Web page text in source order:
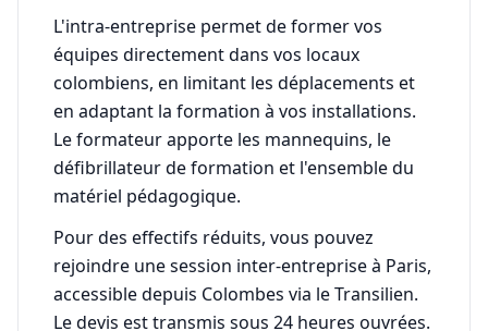
L'intra-entreprise permet de former vos
équipes directement dans vos locaux
colombiens, en limitant les déplacements et
en adaptant la formation à vos installations.
Le formateur apporte les mannequins, le
défibrillateur de formation et l'ensemble du
matériel pédagogique.
Pour des effectifs réduits, vous pouvez
rejoindre une session inter-entreprise à Paris,
accessible depuis Colombes via le Transilien.
Le devis est transmis sous 24 heures ouvrées.